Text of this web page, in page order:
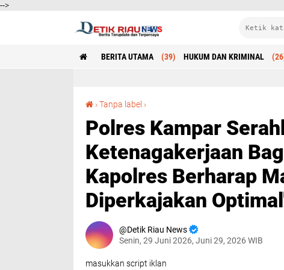
-->
BERITA UTAMA (39) HUKUM DAN KRIMINAL
›Tanpa label ›
Polres Kampar
Ketenagakerjaan
Kapolres Berharap
Diperkajakan
Detik Riau News
Senin, 29 Juni 2026, Juni 29, 2026 WIB
masukkan script iklan